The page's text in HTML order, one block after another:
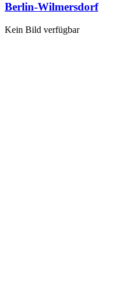
Berlin-Wilmersdorf
Kein Bild verfügbar